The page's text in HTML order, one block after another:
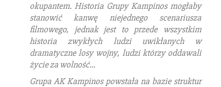
okupantem. Historia Grupy Kampinos mogłaby
stanowić kanwę niejednego scenariusza
filmowego, jednak jest to przede wszystkim
historia zwykłych ludzi uwikłanych w
dramatyczne losy wojny, ludzi którzy oddawali
życie za wolność…
Grupa AK Kampinos powstała na bazie struktur